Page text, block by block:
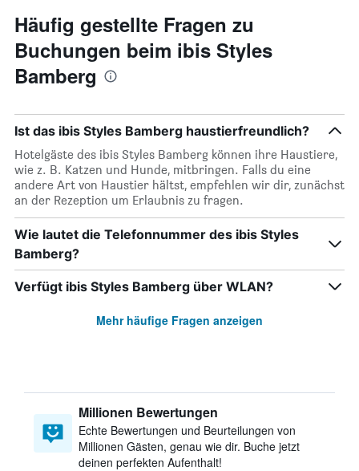
Häufig gestellte Fragen zu
Buchungen beim ibis Styles
Bamberg
Ist das ibis Styles Bamberg haustierfreundlich?
Hotelgäste des ibis Styles Bamberg können ihre Haustiere,
wie z. B. Katzen und Hunde, mitbringen. Falls du eine
andere Art von Haustier hältst, empfehlen wir dir, zunächst
an der Rezeption um Erlaubnis zu fragen.
Wie lautet die Telefonnummer des ibis Styles
Bamberg?
Verfügt ibis Styles Bamberg über WLAN?
Mehr häufige Fragen anzeigen
Millionen Bewertungen
Echte Bewertungen und Beurteilungen von
Millionen Gästen, genau wie dir. Buche jetzt
deinen perfekten Aufenthalt!